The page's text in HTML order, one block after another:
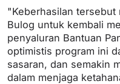
"Keberhasilan tersebut
Bulog untuk kembali
penyaluran Bantuan
optimistis program ini
sasaran, dan semakin
dalam menjaga